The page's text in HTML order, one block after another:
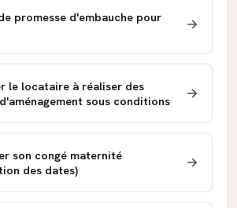
promesse d'embauche pour
le locataire à réaliser des
sous conditions
son congé maternité
des dates)